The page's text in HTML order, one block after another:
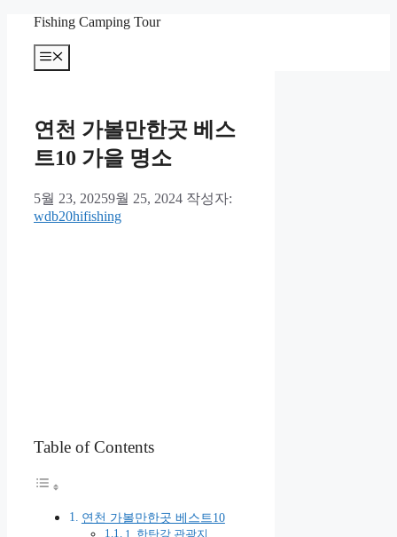
Fishing Camping Tour
메
뉴
연천 가볼만한곳 베스
트10 가을 명소
5월 23, 20259월 25, 2024 작성자:
wdb20hifishing
Table of Contents
연천 가볼만한곳 베스트10
1. 한탄강 관광지